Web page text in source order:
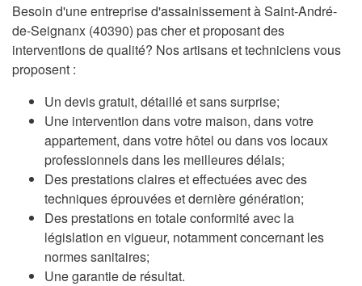
Besoin d'une entreprise d'assainissement à Saint-André-
de-Seignanx (40390) pas cher et proposant des
interventions de qualité? Nos artisans et techniciens vous
proposent :
Un devis gratuit, détaillé et sans surprise;
Une intervention dans votre maison, dans votre
appartement, dans votre hôtel ou dans vos locaux
professionnels dans les meilleures délais;
Des prestations claires et effectuées avec des
techniques éprouvées et dernière génération;
Des prestations en totale conformité avec la
législation en vigueur, notamment concernant les
normes sanitaires;
Une garantie de résultat.